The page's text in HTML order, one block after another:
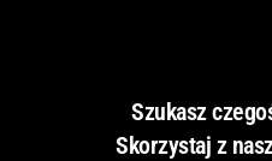
Szukasz
Skorzystaj z